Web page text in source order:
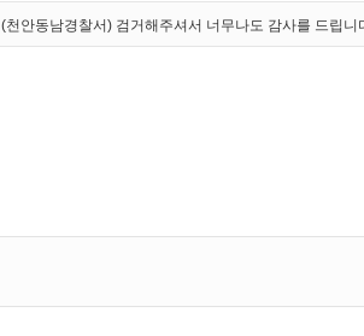
(천안동남경찰서) 검거해주셔서 너무나도 감사를 드립니